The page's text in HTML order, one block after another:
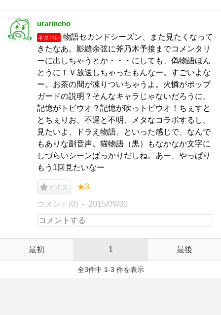
urarincho
ネタバレ
物語セカンドシーズン、また見たくなって
きたなあ。影縫余弦に斧乃木予接までコメンタリ
ーに出しちゃうとか・・・にしても、偽物語ほん
とうにＴＶ放送しちゃったもんなー。すごいよな
ー。お茶の間が凍りついちゃうよ。火憐がポップ
ガードの説明？そんなキャラじゃないだろうに。
記憶がトビウオ？記憶が吹っトビウオ！ちぇすと
とちぇりお、不逞と不明、メタなコラボするし。
見たいよ、ドラえ物語。といった感じで、なんで
もありな副音声。猫物語（黒）もなかなか文字に
しづらいシーンばっかりだしね。あー、やっぱり
もう1回見たいなー
ナイス ★3
コメント(0) 2015/09/30
最初 1 最後
全3件中 1-3 件を表示